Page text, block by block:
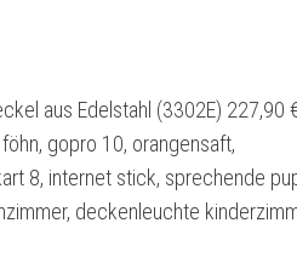
aus Edelstahl (3302E) 227,90
gopro 10, orangensaft,
8, internet stick, sprechende
deckenleuchte